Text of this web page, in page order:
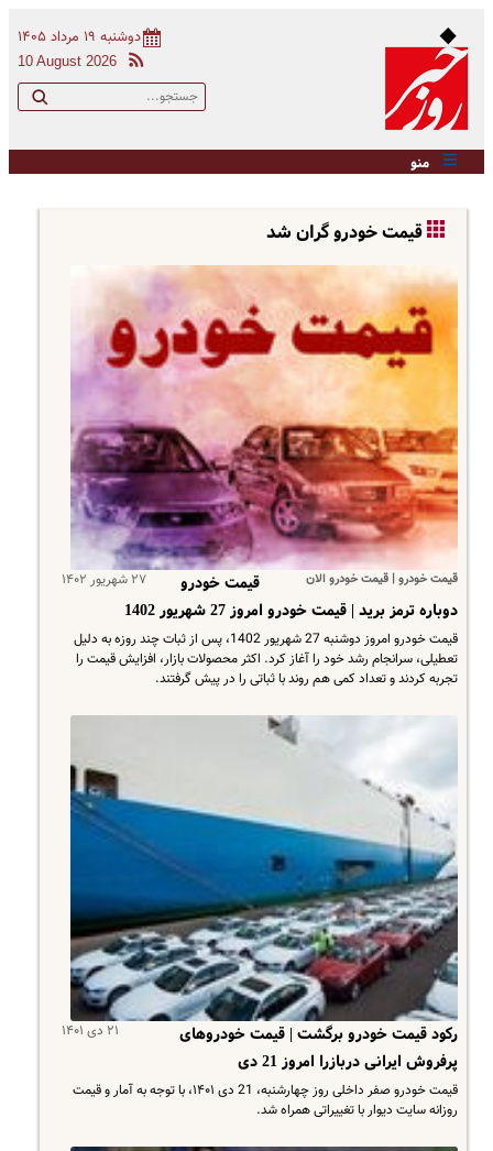
دوشنبه ۱۹ مرداد ۱۴۰۵
10 August 2026
منو
قیمت خودرو گران شد
قیمت خودرو | قیمت خودرو الان ۲۷ شهریور ۱۴۰۲
قیمت خودرو
دوباره ترمز برید | قیمت خودرو امروز 27 شهریور 1402
قیمت خودرو امروز دوشنبه 27 شهریور 1402، پس از ثبات چند روزه به دلیل
تعطیلی، سرانجام رشد خود را آغاز کرد. اکثر محصولات بازار، افزایش قیمت را
تجربه کردند و تعداد کمی هم روند با ثباتی را در پیش گرفتند.
۲۱ دی ۱۴۰۱
رکود قیمت خودرو برگشت | قیمت خودروهای
پرفروش ایرانی دربازرا امروز 21 دی
قیمت خودرو صفر داخلی روز چهارشنبه، 21 دی ۱۴۰۱، با توجه به آمار و قیمت
روزانه سایت دیوار با تغییراتی همراه شد.